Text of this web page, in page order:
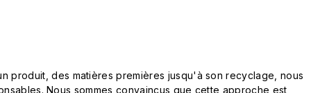
produit, des matières premières jusqu'à son recyclage, nous
Nous sommes convaincus que cette approche est